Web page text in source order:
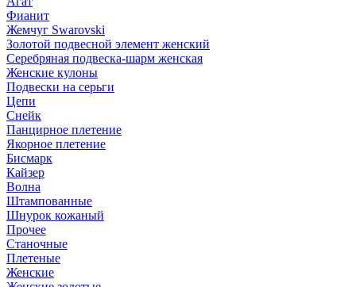
Фианит
Жемчуг Swarovski
Золотой подвесной элемент женcкий
Серебряная подвеска-шарм женская
Женские кулоны
Подвески на серьги
Цепи
Снейк
Панцирное плетение
Якорное плетение
Бисмарк
Кайзер
Волна
Штампованные
Шнурок кожаный
Прочее
Станочные
Плетеные
Женские